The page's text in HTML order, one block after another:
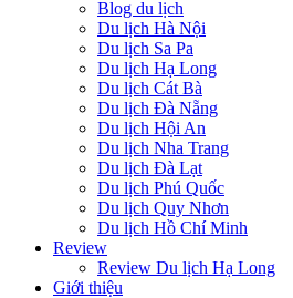
Blog du lịch
Du lịch Hà Nội
Du lịch Sa Pa
Du lịch Hạ Long
Du lịch Cát Bà
Du lịch Đà Nẵng
Du lịch Hội An
Du lịch Nha Trang
Du lịch Đà Lạt
Du lịch Phú Quốc
Du lịch Quy Nhơn
Du lịch Hồ Chí Minh
Review
Review Du lịch Hạ Long
Giới thiệu